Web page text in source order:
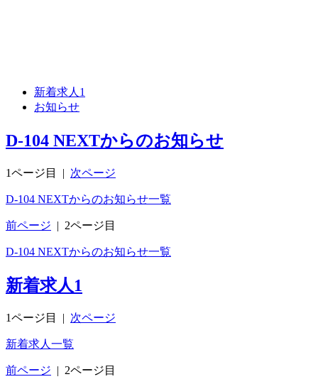
新着求人1
お知らせ
D-104 NEXTからのお知らせ
1ページ目 | 次ページ
D-104 NEXTからのお知らせ一覧
前ページ | 2ページ目
D-104 NEXTからのお知らせ一覧
新着求人1
1ページ目 | 次ページ
新着求人一覧
前ページ | 2ページ目